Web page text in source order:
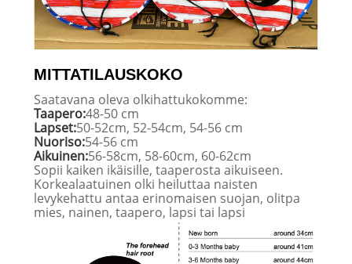
MITTATILAUSKOKO
Saatavana oleva olkihattukokomme:
Taapero:48-50 cm
Lapset:50-52cm, 52-54cm, 54-56 cm
Nuoriso:54-56 cm
Aikuinen:56-58cm, 58-60cm, 60-62cm
Sopii kaiken ikäisille, taaperosta aikuiseen.
Korkealaatuinen olki heiluttaa naisten
levykehattu antaa erinomaisen suojan, olitpa
mies, nainen, taapero, lapsi tai lapsi